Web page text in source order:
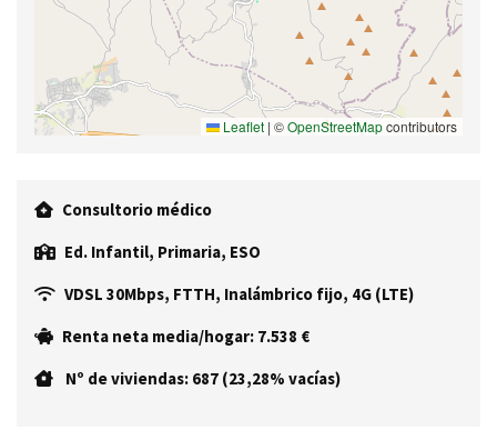
Leaflet | ©OpenStreetMapcontributors
Consultorio médico
Ed. Infantil, Primaria, ESO
VDSL 30Mbps, FTTH, Inalámbrico fijo, 4G (LTE)
Renta neta media/hogar: 7.538 €
Nº de viviendas: 687 (23,28% vacías)